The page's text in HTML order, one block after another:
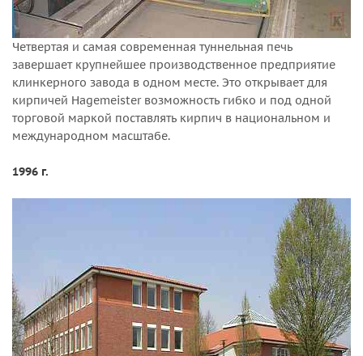
Четвертая и самая современная туннельная печь
завершает крупнейшее производственное предприятие
клинкерного завода в одном месте. Это открывает для
кирпичей Hagemeister возможность гибко и под одной
торговой маркой поставлять кирпич в национальном и
международном масштабе.
1996 г.